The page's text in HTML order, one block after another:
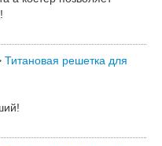
Титановая решетка для